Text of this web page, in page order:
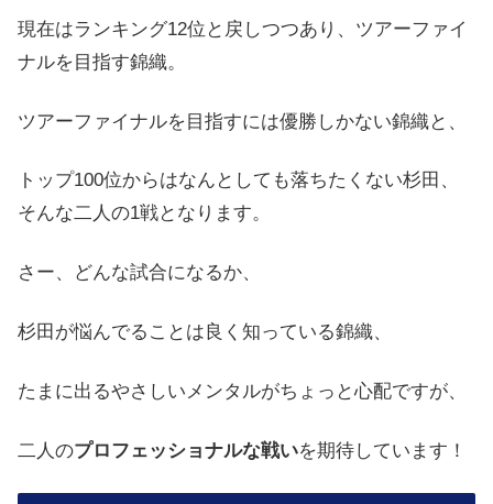
現在はランキング12位と戻しつつあり、ツアーファイ
ナルを目指す錦織。
ツアーファイナルを目指すには優勝しかない錦織と、
トップ100位からはなんとしても落ちたくない杉田、
そんな二人の1戦となります。
さー、どんな試合になるか、
杉田が悩んでることは良く知っている錦織、
たまに出るやさしいメンタルがちょっと心配ですが、
二人のプロフェッショナルな戦いを期待しています！